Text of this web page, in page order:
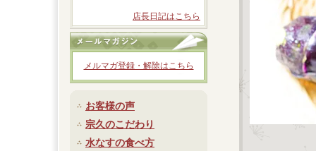
店長日記はこちら
メルマガ登録・解除はこちら
お客様の声
宗久のこだわり
水なすの食べ方